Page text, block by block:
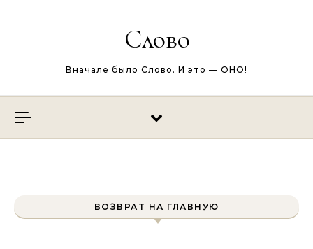
Слово
Вначале было Слово. И это — ОНО!
ВОЗВРАТ НА ГЛАВНУЮ